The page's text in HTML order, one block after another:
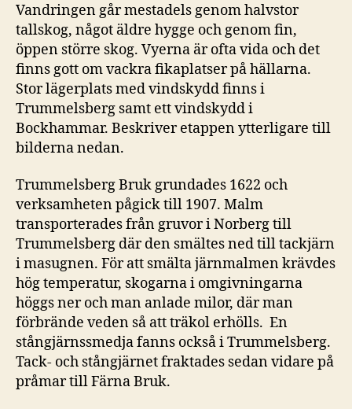
Vandringen går mestadels genom halvstor
tallskog, något äldre hygge och genom fin,
öppen större skog. Vyerna är ofta vida och det
finns gott om vackra fikaplatser på hällarna.
Stor lägerplats med vindskydd finns i
Trummelsberg samt ett vindskydd i
Bockhammar. Beskriver etappen ytterligare till
bilderna nedan.
Trummelsberg Bruk grundades 1622 och
verksamheten pågick till 1907. Malm
transporterades från gruvor i Norberg till
Trummelsberg där den smältes ned till tackjärn
i masugnen. För att smälta järnmalmen krävdes
hög temperatur, skogarna i omgivningarna
höggs ner och man anlade milor, där man
förbrände veden så att träkol erhölls. En
stångjärnssmedja fanns också i Trummelsberg.
Tack- och stångjärnet fraktades sedan vidare på
pråmar till Färna Bruk.